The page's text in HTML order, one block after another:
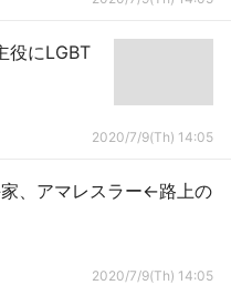
役にLGBT
2020/7/9(Th) 14:05
、アマレスラー←路上の
2020/7/9(Th) 14:05